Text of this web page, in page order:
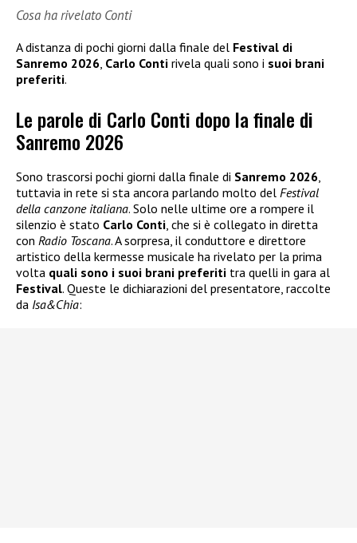
Cosa ha rivelato Conti
A distanza di pochi giorni dalla finale del Festival di
Sanremo 2026 Carlo Conti rivela quali sono i suoi brani
preferiti.
Le parole di Carlo Conti dopo la finale di
Sanremo 2026
Sono trascorsi pochi giorni dalla finale di Sanremo 2026,
tuttavia in rete si sta ancora parlando molto del Festival
della canzone italiana. Solo nelle ultime ore a rompere il
silenzio è stato Carlo Conti, che si è collegato in diretta
con Radio Toscana. A sorpresa, il conduttore e direttore
artistico della kermesse musicale ha rivelato per la prima
volta quali sono i suoi brani preferiti tra quelli in gara al
Festival. Queste le dichiarazioni del presentatore, raccolte
da Isa&Chia: